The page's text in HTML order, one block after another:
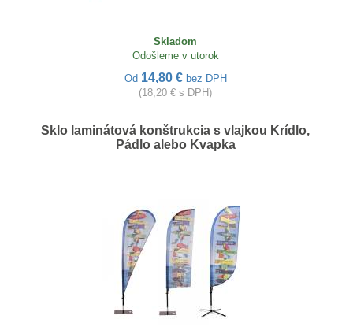
Skladom
Odošleme v utorok
Od 14,80 € bez DPH
(18,20 € s DPH)
Sklo laminátová konštrukcia s vlajkou Krídlo,
Pádlo alebo Kvapka